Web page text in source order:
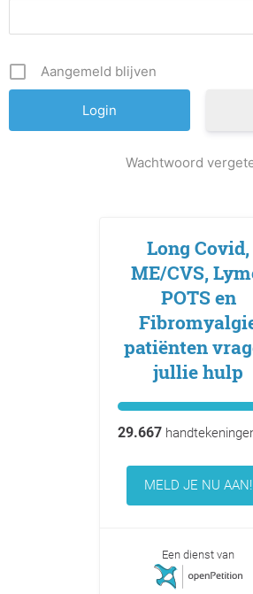
Aangemeld blijven
Wachtwoord
Long Covid,
ME/CVS,
POTS en
patiënten
jullie hulp
29.667
MELD JE NU AAN!
Een dienst van